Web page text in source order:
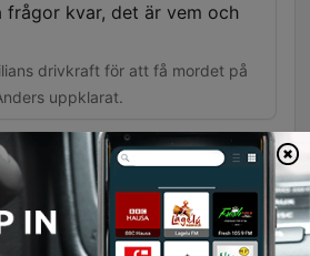
frågor kvar, det är vem och
drivkraft för att få mordet på
uppklarat.